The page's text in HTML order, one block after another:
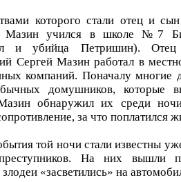
которого стали отец и
Мазин учился в школе №7
и убийца Петришин). Отец
Сергей Мазин работал в
компаний. Поначалу многие
домушников, которые
обнаружил их среди
за что поплатился
той ночи стали известны
На них вышли
«засветились» на